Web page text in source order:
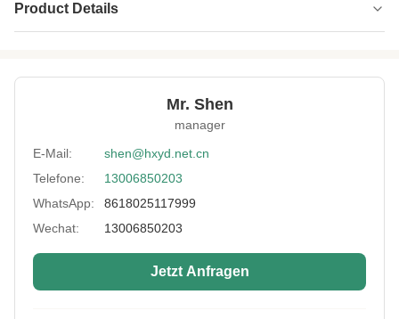
Product Details
51 x 130 Zoll, 51 x 83 Zoll
Neoprene Color: Schwarz & Beige, weiß
Standard: Umweltfreundlich
Type:
High Light: Neopren-Schwamm-Gummifolie-Rolle,
Mr. Shen
manager
E-Mail:
shen@hxyd.net.cn
Telefone:
13006850203
WhatsApp:
8618025117999
Wechat:
13006850203
Jetzt Anfragen